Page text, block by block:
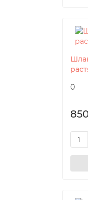
0